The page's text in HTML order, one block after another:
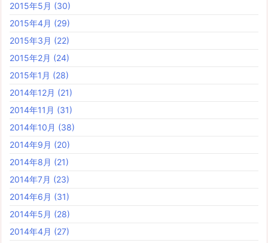
2015年5月 (30)
2015年4月 (29)
2015年3月 (22)
2015年2月 (24)
2015年1月 (28)
2014年12月 (21)
2014年11月 (31)
2014年10月 (38)
2014年9月 (20)
2014年8月 (21)
2014年7月 (23)
2014年6月 (31)
2014年5月 (28)
2014年4月 (27)